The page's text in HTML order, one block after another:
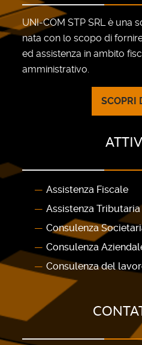
UNI-COM STP SRL è una
nata con lo scopo di
ed assistenza in ambito
amministrativo.
SCOPRI
Assistenza Fiscale
Assistenza Tributaria
Consulenza
Consulenza
Consulenza del